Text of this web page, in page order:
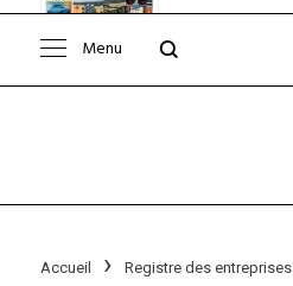
Consulter le
Menu
Accueil Registre des entreprises